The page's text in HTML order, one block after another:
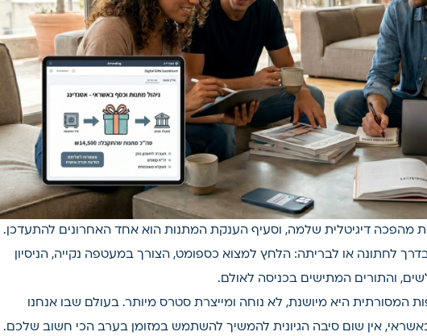
מהפכה דיגיטלית שלמה, וסעיף הענקת המתנות הוא אחד האחרונים להתעדכן.
לחתונה או לבריתה: הלחץ למצוא כספומט, הצורך במעטפה נקייה, הניסיון
והתורים המתישים בכניסה לאולם.
המסורתית היא מיושנת, לא נוחה ומייצרת סטרס מיותר. בעולם שבו אנחנו
אין שום סיבה הגיונית להמשיך להשתמש במזומן בערב הכי חשוב שלכם.